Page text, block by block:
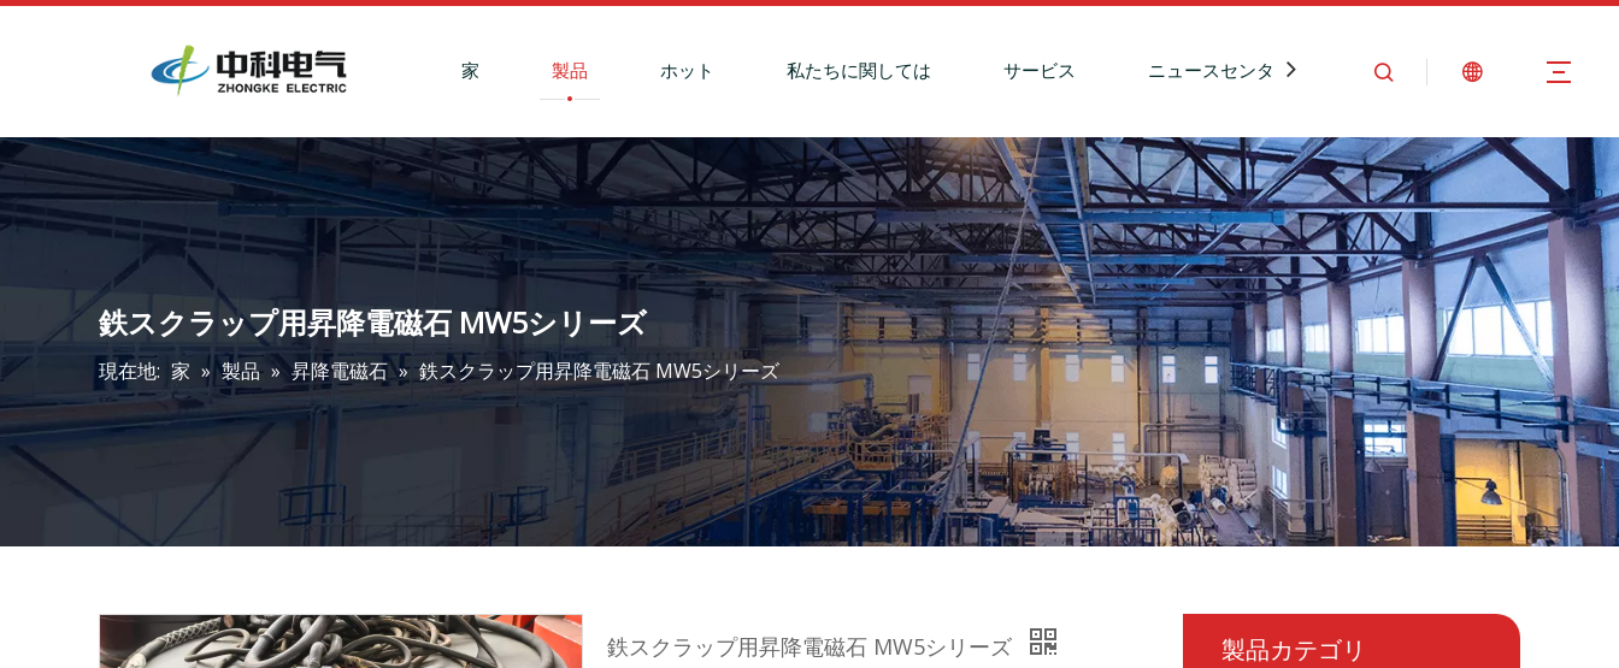
家 製品 ホット 私たちに関しては サービス ニュースセンター お問い合わせ
鉄スクラップ用昇降電磁石 MW5シリーズ
現在地: 家 » 製品 » 昇降電磁石 » 鉄スクラップ用昇降電磁石 MW5シリーズ
鉄スクラップ用昇降電磁石 MW5シリーズ 製品カテゴリ